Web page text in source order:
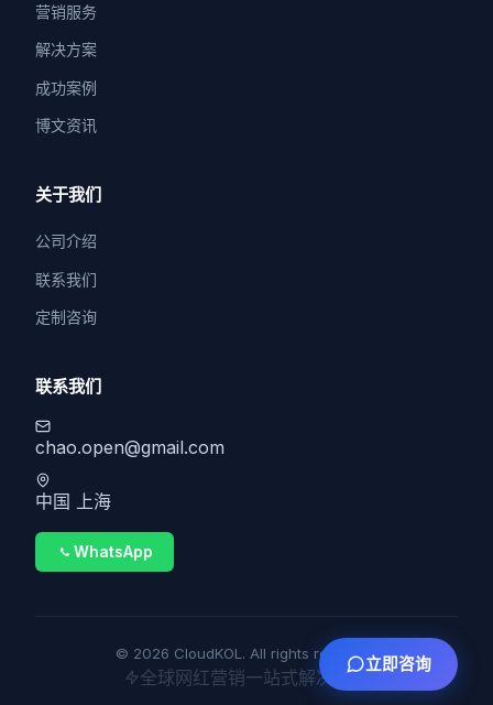
营销服务
解决方案
成功案例
博文资讯
关于我们
公司介绍
联系我们
定制咨询
联系我们
chao.open@gmail.com
中国 上海
WhatsApp
© 2026 CloudKOL. All rights reserved.
全球网红营销一站式解决方案
立即咨询